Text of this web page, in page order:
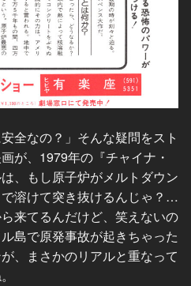
全なの？」そんな疑問をスト
が、1979年の『チャイナ・
、もし原子炉がメルトダウン
溶けて突き抜けるんじゃ？…
来てるんだけど、笑えないの
島で原発事故が起きちゃった
、まさかのリアルと重なって